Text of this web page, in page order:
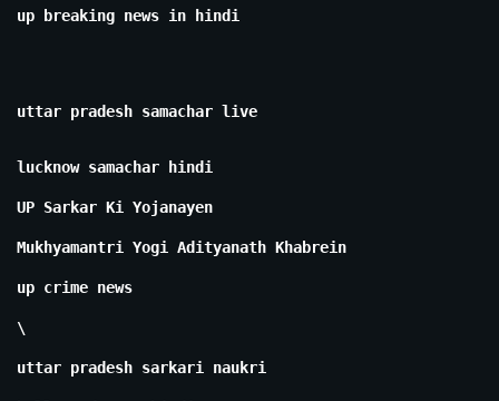
up breaking news in hindi
uttar pradesh samachar live
lucknow samachar hindi
UP Sarkar Ki Yojanayen
Mukhyamantri Yogi Adityanath Khabrein
up crime news
\
uttar pradesh sarkari naukri